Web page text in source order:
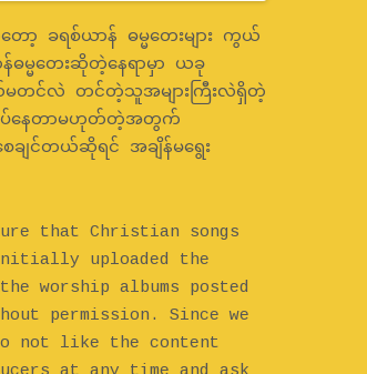
ော့ ခရစ်ယာန် ဓမ္မတေးများ ကွယ်
ဓမ္မတေးဆိုတဲ့နေရာမှာ ယခု
မတင်လဲ တင်တဲ့သူအများကြီးလဲရှိတဲ့
လုပ်နေတာမဟုတ်တဲ့အတွက်
ျင်တယ်ဆိုရင် အချိန်မရွေး
that Christian songs
uploaded the
worship albums posted
permission. Since we
not like the content